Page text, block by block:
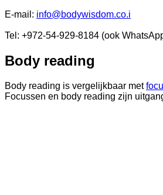
E-mail: info@bodywisdom.co.i
Tel: +972-54-929-8184 (ook
Body reading
Body reading is vergelijkbaar met
Focussen en body reading zijn